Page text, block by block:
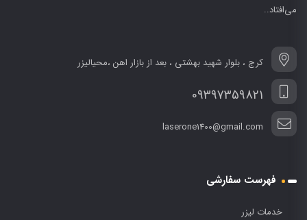
می‌افتاد..
کرج ، بلوار شهید بهشتی ، بعد از بازار اهن ،محیالیزر
09397359821
laserone1400@gmail.com
فهرست سفارشی
خدمات لیزر